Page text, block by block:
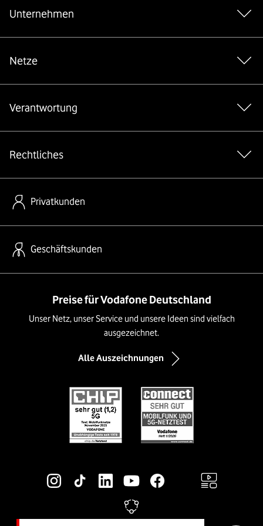
Unternehmen
Netze
Verantwortung
Rechtliches
Privatkunden
Geschäftskunden
Preise für Vodafone Deutschland
Unser Netz, unser Service und unsere Ideen sind vielfach
ausgezeichnet.
Alle Auszeichnungen
Social-Media-Links